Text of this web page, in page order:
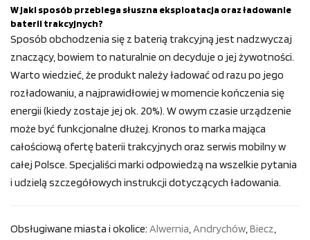
W jaki sposób przebiega słuszna eksploatacja oraz ładowanie
baterii trakcyjnych?
Sposób obchodzenia się z baterią trakcyjną jest nadzwyczaj
znaczący, bowiem to naturalnie on decyduje o jej żywotności.
Warto wiedzieć, że produkt należy ładować od razu po jego
rozładowaniu, a najprawidłowiej w momencie kończenia się
energii (kiedy zostaje jej ok. 20%). W owym czasie urządzenie
może być funkcjonalne dłużej. Kronos to marka mająca
całościową ofertę baterii trakcyjnych oraz serwis mobilny w
całej Polsce. Specjaliści marki odpowiedzą na wszelkie pytania
i udzielą szczegółowych instrukcji dotyczących ładowania.
Obsługiwane miasta i okolice: Alwernia,Andrychów,Biecz,